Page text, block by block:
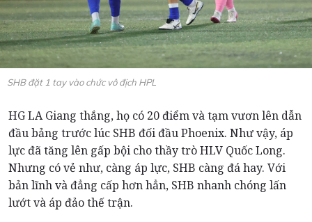
SHB đặt 1 tay vào chức vô địch HPL
HG LA Giang thắng, họ có 20 điểm và tạm vươn lên dẫn
đầu bảng trước lúc SHB đối đầu Phoenix. Như vậy, áp
lực đã tăng lên gấp bội cho thầy trò HLV Quốc Long.
Nhưng có vẻ như, càng áp lực, SHB càng đá hay. Với
bản lĩnh và đẳng cấp hơn hẳn, SHB nhanh chóng lấn
lướt và áp đảo thế trận.